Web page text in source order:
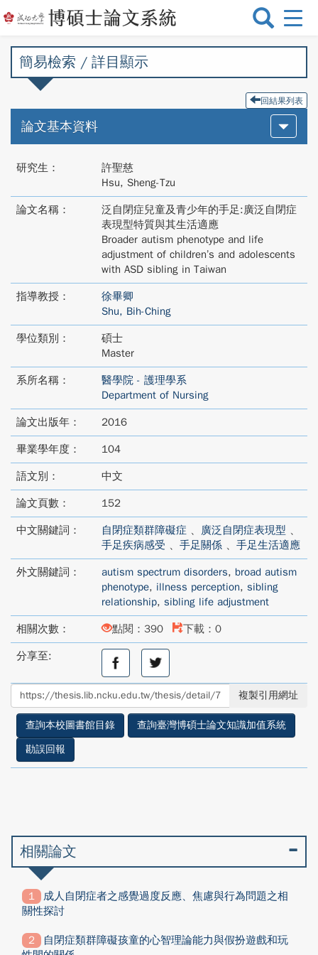
選
切
簡易檢索 / 詳目顯示
回結果列表
論文基本資料
研究生：
許聖慈
Hsu, Sheng-Tzu
論文名稱：
泛自閉症兒童及青少年的手足:廣泛自閉症
表現型特質與其生活適應
Broader autism phenotype and life
adjustment of children’s and adolescents
with ASD sibling in Taiwan
指導教授：
徐畢卿
Shu, Bih-Ching
學位類別：
碩士
Master
系所名稱：
醫學院 - 護理學系
Department of Nursing
論文出版年： 2016
畢業學年度： 104
語文別： 中文
論文頁數： 152
中文關鍵詞： 自閉症類群障礙症 、 廣泛自閉症表現型 、
手足疾病感受 、 手足關係 、 手足生活適應
外文關鍵詞： autism spectrum disorders, broad autism
phenotype, illness perception, sibling
relationship, sibling life adjustment
相關次數： 點閱：390 下載：0
分享至:
分
至
facebook
分
享
至
twitter
複製引用網址
查詢本校圖書館目錄
查詢臺灣博碩士論文知識加值系統
勘誤回報
相關論文
成人自閉症者之感覺過度反應、焦慮與行為問題之相
關性探討
自閉症類群障礙孩童的心智理論能力與假扮遊戲和玩